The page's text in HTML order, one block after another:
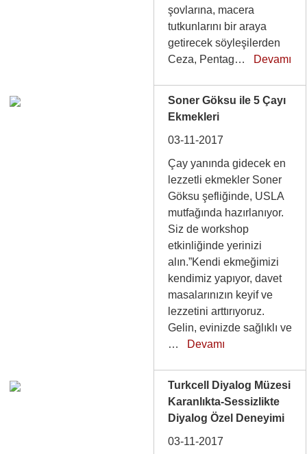
şovlarına, macera
tutkunlarını bir araya
getirecek söyleşilerden
Ceza, Pentag… Devamı
Soner Göksu ile 5 Çayı
Ekmekleri
03-11-2017
Çay yanında gidecek en
lezzetli ekmekler Soner
Göksu şefliğinde, USLA
mutfağında hazırlanıyor.
Siz de workshop
etkinliğinde yerinizi
alın.”Kendi ekmeğimizi
kendimiz yapıyor, davet
masalarınızın keyif ve
lezzetini arttırıyoruz.
Gelin, evinizde sağlıklı ve
… Devamı
Turkcell Diyalog Müzesi
Karanlıkta-Sessizlikte
Diyalog Özel Deneyimi
03-11-2017